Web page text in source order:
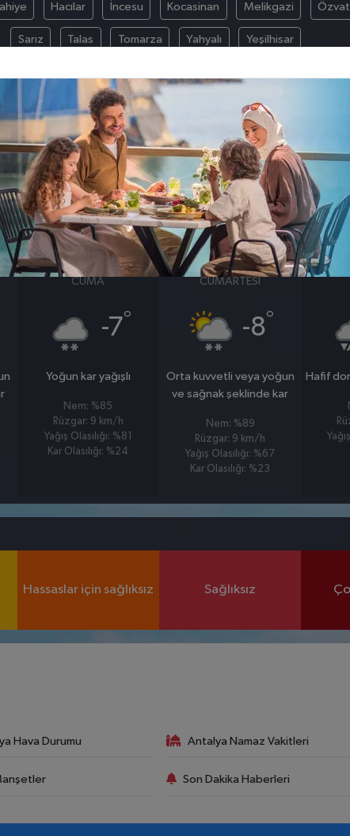
Hacılar İncesu Kocasinan Melikgazi
Sarız Talas Tomarza Yahyalı Yeşilhisar
BASINÇ
0hpa
RÜZGAR
0km/s
23 OCAK
CUMA
-7°
Yoğun kar yağışlı
Nem: %85
Rüzgar: 9 km/h
Yağış Olasılığı: %81
Kar Olasılığı: %24
24 OCAK
CUMARTESI
-8°
Orta kuvvetli veya yoğun
ve sağnak şeklinde kar
Nem: %89
Rüzgar: 9 km/h
Yağış Olasılığı: %67
Kar Olasılığı: %23
Hafif
Hassaslar için sağlıksız Sağlıksız
Hava Durumu Antalya Namaz Vakitleri
Son Dakika Haberleri